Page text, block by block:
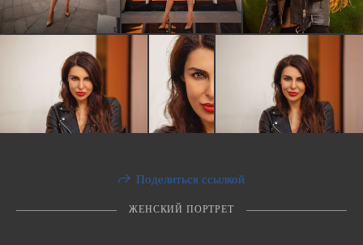
Поделиться ссылкой
ЖЕНСКИЙ ПОРТРЕТ